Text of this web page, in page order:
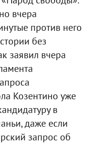
вчера
против него
без
заявил вчера
Козентино уже
в
даже если
запрос об